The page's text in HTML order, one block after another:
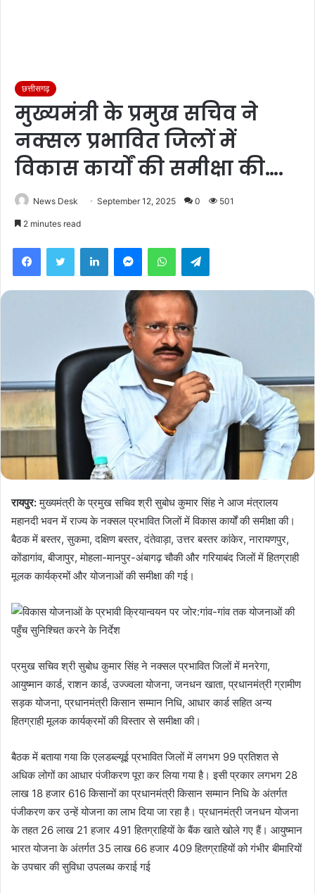
छत्तीसगढ़
मुख्यमंत्री के प्रमुख सचिव ने
नक्सल प्रभावित जिलों में
विकास कार्यों की समीक्षा की….
News Desk September 12, 2025 0 501
2 minutes read
रायपुर:मुख्यमंत्री के प्रमुख सचिव श्री सुबोध कुमार सिंह ने आज मंत्रालय
महानदी भवन में राज्य के नक्सल प्रभावित जिलों में विकास कार्यों की समीक्षा की।
बैठक में बस्तर, सुकमा, दक्षिण बस्तर, दंतेवाड़ा, उत्तर बस्तर कांकेर, नारायणपुर,
कोंडागांव, बीजापुर, मोहला-मानपुर-अंबागढ़ चौकी और गरियाबंद जिलों में हितग्राही
मूलक कार्यक्रमों और योजनाओं की समीक्षा की गई।
प्रमुख सचिव श्री सुबोध कुमार सिंह ने नक्सल प्रभावित जिलों में मनरेगा,
आयुष्मान कार्ड, राशन कार्ड, उज्ज्वला योजना, जनधन खाता, प्रधानमंत्री ग्रामीण
सड़क योजना, प्रधानमंत्री किसान सम्मान निधि, आधार कार्ड सहित अन्य
हितग्राही मूलक कार्यक्रमों की विस्तार से समीक्षा की।
बैठक में बताया गया कि एलडब्ल्यूई प्रभावित जिलों में लगभग 99 प्रतिशत से
अधिक लोगों का आधार पंजीकरण पूरा कर लिया गया है। इसी प्रकार लगभग 28
लाख 18 हजार 616 किसानों का प्रधानमंत्री किसान सम्मान निधि के अंतर्गत
पंजीकरण कर उन्हें योजना का लाभ दिया जा रहा है। प्रधानमंत्री जनधन योजना
के तहत 26 लाख 21 हजार 491 हितग्राहियों के बैंक खाते खोले गए हैं। आयुष्मान
भारत योजना के अंतर्गत 35 लाख 66 हजार 409 हितग्राहियों को गंभीर बीमारियों
के उपचार की सुविधा उपलब्ध कराई गई